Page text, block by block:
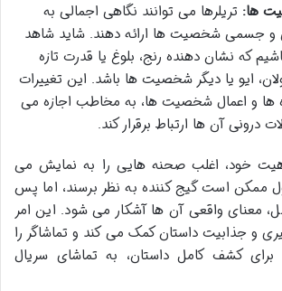
ها: تریلرها می توانند نگاهی اجمالی به
و جسمی شخصیت ها ارائه دهند. شاید شاهد
که نشان دهنده رنج، بلوغ یا قدرت تازه
ایو یا دیگر شخصیت ها باشد. این تغییرات
ها و اعمال شخصیت ها، به مخاطب اجازه می
درونی آن ها ارتباط برقرار کند.
خود، اغلب صحنه هایی را به نمایش می
ممکن است گیج کننده به نظر برسند، اما پس
معنای واقعی آن ها آشکار می شود. این امر
و جذابیت داستان کمک می کند و تماشاگر را
کشف کامل داستان، به تماشای سریال